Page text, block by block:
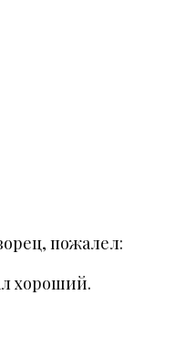
пожалел:
хороший.